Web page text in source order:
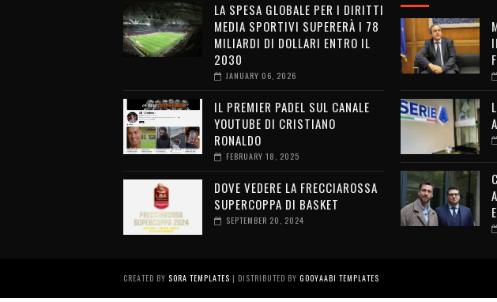
LA SPESA GLOBALE PER I DIRITTI
MEDIA SPORTIVI SUPERERÀ I 78
MILIARDI DI DOLLARI ENTRO IL
2030
JANUARY 06, 2026
IL PREMIER PADEL SUL CANALE
YOUTUBE DI CRISTIANO
RONALDO
FEBRUARY 18, 2025
DOVE VEDERE LA FRECCIAROSSA
SUPERCOPPA DI BASKET
SEPTEMBER 20, 2024
CREATED BY SORA TEMPLATES | DISTRIBUTED BY GOOYAABI TEMPLATES